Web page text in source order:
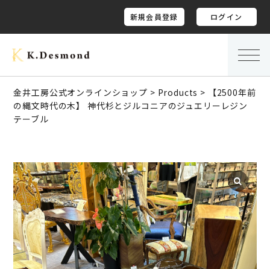
新規会員登録 ログイン
金井工房公式オンラインショップ > Products >
【2500年前
の縄文時代の木】 神代杉とジルコニアのジュエリーレジン
テーブル